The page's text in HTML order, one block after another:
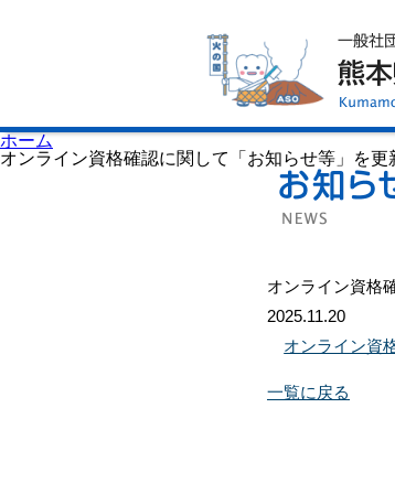
ホーム
オンライン資格確認に関して「お知らせ等」を更
オンライン資格
2025.11.20
オンライン資
一覧に戻る
歯科医院検索
休日当番医
イベント案内
歯の豆知識
口腔保健センター
国保組合からのお知らせ
熊本歯科衛生士専門学院
会員専用ページ
プライバシーポリシー
サイトマップ